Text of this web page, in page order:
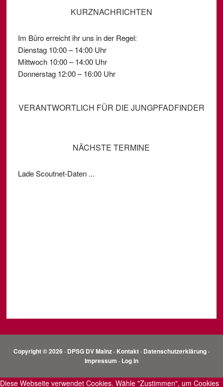
KURZNACHRICHTEN
Im Büro erreicht ihr uns in der Regel:
Dienstag 10:00 – 14:00 Uhr
Mittwoch 10:00 – 14:00 Uhr
Donnerstag 12:00 – 16:00 Uhr
VERANTWORTLICH FÜR DIE JUNGPFADFINDER
NÄCHSTE TERMINE
Lade Scoutnet-Daten ...
Copyright © 2026 · DPSG DV Mainz · Kontakt · Datenschutzerklärung ·
Impressum · Log in
Diese Webseite verwendet Cookies. Wähle "Zustimmen", um Cookies